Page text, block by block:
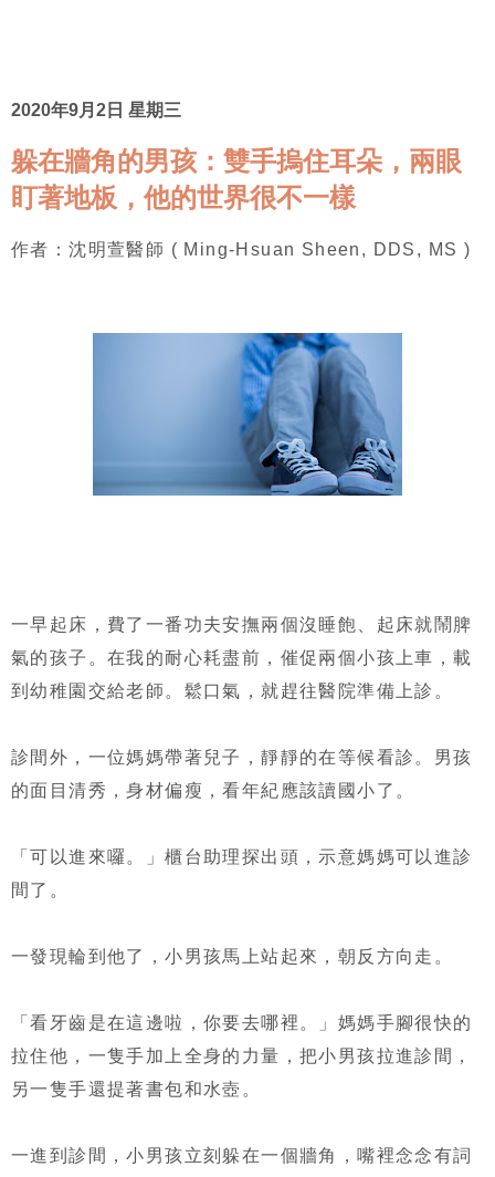
2020年9月2日 星期三
躲在牆角的男孩：雙手摀住耳朵，兩眼
盯著地板，他的世界很不一樣
作者：沈明萱醫師 ( Ming-Hsuan Sheen, DDS, MS )
一早起床，費了一番功夫安撫兩個沒睡飽、起床就鬧脾
氣的孩子。在我的耐心耗盡前，催促兩個小孩上車，載
到幼稚園交給老師。鬆口氣，就趕往醫院準備上診。
診間外，一位媽媽帶著兒子，靜靜的在等候看診。男孩
的面目清秀，身材偏瘦，看年紀應該讀國小了。
「可以進來囉。」櫃台助理探出頭，示意媽媽可以進診
間了。
一發現輪到他了，小男孩馬上站起來，朝反方向走。
「看牙齒是在這邊啦，你要去哪裡。」媽媽手腳很快的
拉住他，一隻手加上全身的力量，把小男孩拉進診間，
另一隻手還提著書包和水壺。
一進到診間，小男孩立刻躲在一個牆角，嘴裡念念有詞